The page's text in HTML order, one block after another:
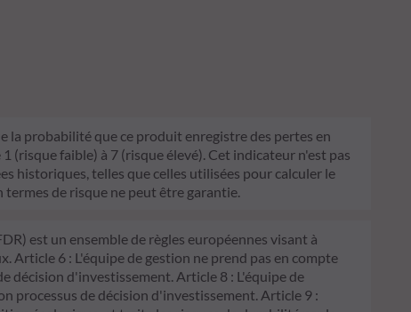
la probabilité que ce produit enregistre des pertes en
(risque faible) à 7 (risque élevé). Cet indicateur n'est pas
historiques, telles que celles utilisées pour calculer le
de risque ne peut être garantie.
est un ensemble de règles européennes visant à
6 : L'équipe de gestion ne prend pas en compte
décision d'investissement. Article 8 : L'équipe de
processus de décision d'investissement. Article 9 :